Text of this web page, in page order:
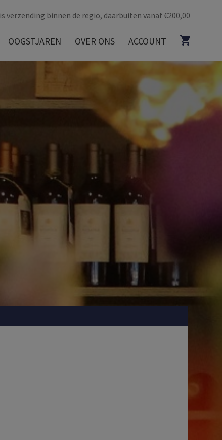
verzending binnen de regio, daarbuiten vanaf €200,00
OOGSTJAREN OVER ONS ACCOUNT